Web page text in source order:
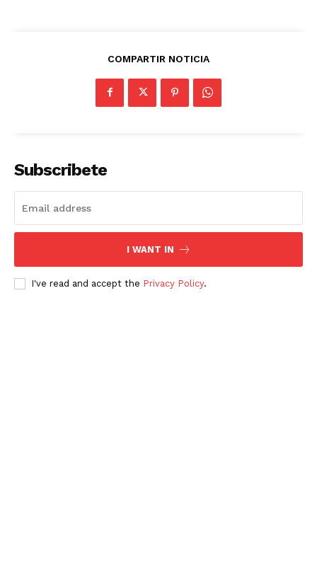
Periodico el Sol de Yucatán
COMPARTIR NOTICIA
Subscribete
I WANT IN
I've read and accept the Privacy Policy.